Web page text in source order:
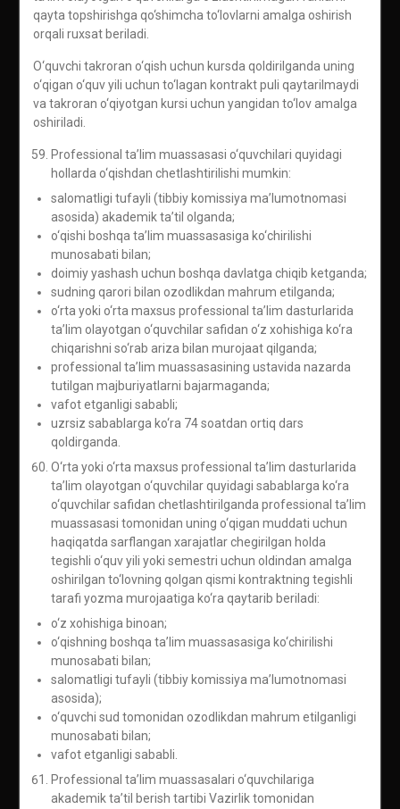
qayta topshirishga qo‘shimcha to‘lovlarni amalga oshirish
orqali ruxsat beriladi.
O‘quvchi takroran o‘qish uchun kursda qoldirilganda uning
o‘qigan o‘quv yili uchun to‘lagan kontrakt puli qaytarilmaydi
va takroran o‘qiyotgan kursi uchun yangidan to‘lov amalga
oshiriladi.
Professional ta’lim muassasasi o‘quvchilari quyidagi
hollarda o‘qishdan chetlashtirilishi mumkin:
salomatligi tufayli (tibbiy komissiya ma’lumotnomasi
asosida) akademik ta’til olganda;
o‘qishi boshqa ta’lim muassasasiga ko‘chirilishi
munosabati bilan;
doimiy yashash uchun boshqa davlatga chiqib ketganda;
sudning qarori bilan ozodlikdan mahrum etilganda;
o‘rta yoki o‘rta maxsus professional ta’lim dasturlarida
ta’lim olayotgan o‘quvchilar safidan o‘z xohishiga ko‘ra
chiqarishni so‘rab ariza bilan murojaat qilganda;
professional ta’lim muassasasining ustavida nazarda
tutilgan majburiyatlarni bajarmaganda;
vafot etganligi sababli;
uzrsiz sabablarga ko‘ra 74 soatdan ortiq dars
qoldirganda.
O‘rta yoki o‘rta maxsus professional ta’lim dasturlarida
ta’lim olayotgan o‘quvchilar quyidagi sabablarga ko‘ra
o‘quvchilar safidan chetlashtirilganda professional ta’lim
muassasasi tomonidan uning o‘qigan muddati uchun
haqiqatda sarflangan xarajatlar chegirilgan holda
tegishli o‘quv yili yoki semestri uchun oldindan amalga
oshirilgan to‘lovning qolgan qismi kontraktning tegishli
tarafi yozma murojaatiga ko‘ra qaytarib beriladi:
o‘z xohishiga binoan;
o‘qishning boshqa ta’lim muassasasiga ko‘chirilishi
munosabati bilan;
salomatligi tufayli (tibbiy komissiya ma’lumotnomasi
asosida);
o‘quvchi sud tomonidan ozodlikdan mahrum etilganligi
munosabati bilan;
vafot etganligi sababli.
Professional ta’lim muassasalari o‘quvchilariga
akademik ta’til berish tartibi Vazirlik tomonidan